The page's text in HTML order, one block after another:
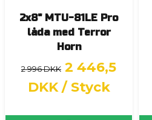
2x8" MTU-81LE Pro
låda med Terror
Horn
2 996 DKK 2 446,5
DKK / Styck